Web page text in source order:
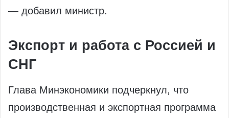
— добавил министр.
Экспорт и работа с Россией и
СНГ
Глава Минэкономики подчеркнул, что
производственная и экспортная программа